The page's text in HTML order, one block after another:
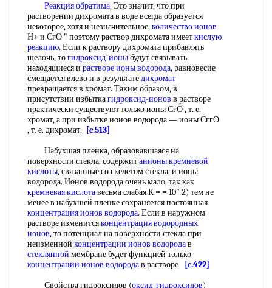
Реакция обратима. Это значит, что при
растворении дихромата в воде всегда образуется
некоторое, хотя и незначительное,количество ионов
Н+ и СгО " поэтому раствор дихромата имееткислую
реакцию. Если к раствору дихромата прибавлять
щелочь, тогидроксид-ионыбудут связывать
находящиеся и растворе ионы водорода, равновесие
смещается влево и в результатедихромат
превращается в хромат. Таким образом, в
присутствии избыткагидроксид-ионов в растворе
практически существуют только ионы СгО , т. е.
хромат, а при избытке ионов водорода — ионы СггО
, т. е. дихромат.
[c.513]
Набухшая пленка, образовавшаяся на
поверхности стекла, содержитанионы кремневой
кислоты, связанные со скелетом стекла, и ионы
водорода. Ионов водорода очень мало, так как
кремневая кислотавесьма слабая К = = 10" 2) тем не
менее в набухшей пленке сохраняется постоянная
концентрация ионов водорода. Если в наружном
растворе изменитсяконцентрация водородных
ионов, то потенциал на поверхности стекла при
неизменной концентрации ионов водородав
стеклянной мембране будет функцией только
концентрации ионов водородав растворе
[c.422]
Свойства гидроксидов (оксид-гидроксидов)